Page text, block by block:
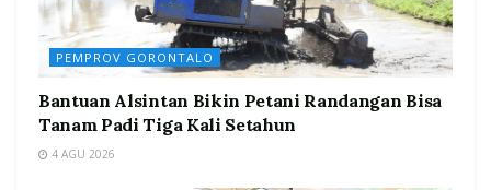
PEMPROV GORONTALO
Bantuan Alsintan Bikin Petani Randangan Bisa
Tanam Padi Tiga Kali Setahun
4 AGU 2026